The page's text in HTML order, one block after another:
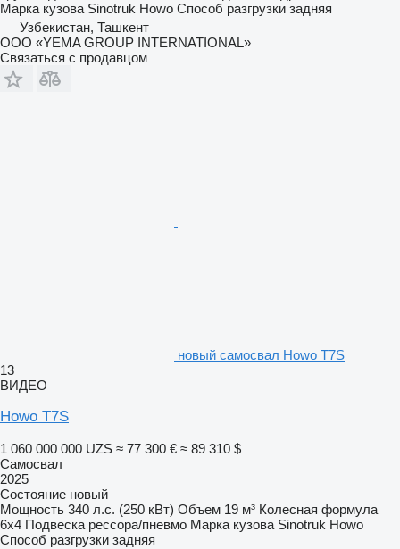
Марка кузова Sinotruk Howo Способ разгрузки задняя
Узбекистан, Ташкент
ООО «YEMA GROUP INTERNATIONAL»
Связаться с продавцом
новый самосвал Howo Т7S
13
ВИДЕО
Howo Т7S
1 060 000 000 UZS ≈ 77 300 € ≈ 89 310 $
Самосвал
2025
Состояние новый
Мощность 340 л.с. (250 кВт) Объем 19 м³ Колесная формула
6x4 Подвеска рессора/пневмо Марка кузова Sinotruk Howo
Способ разгрузки задняя